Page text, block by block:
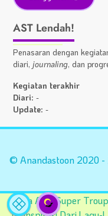
AST Lendah!
Penasaran dengan
diari, journaling, dan
Kegiatan terakhir
Diari:-
Update:-
Statistik
© Anandastoon 2020 -
Tema AST Super